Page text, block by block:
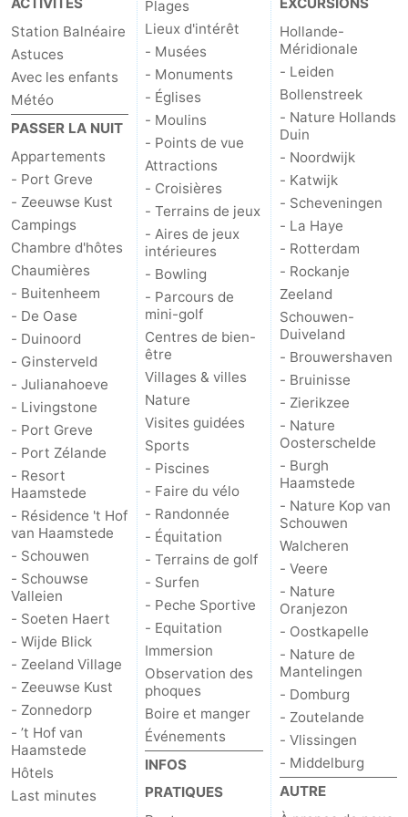
Schouwen-
Duiveland
-
Brouwershaven
-
Bruinisse
-
Zierikzee
-
Nature
Oosterschelde
-
Burgh
Haamstede
-
Nature
Kop
van
Schouwen
Walcheren
-
Veere
-
Nature
Oranjezon
Oostkapelle
-
Nature
Mantelingen
-
Zoutelande
Vlissingen
Middelburg
Météo
Contact
Station Balnéaire
Astuces
Avec les enfants
Météo
PASSER LA NUIT
Appartements
- Port Greve
- Zeeuwse Kust
Campings
Chambre d'hôtes
Chaumières
- Buitenheem
- De Oase
- Duinoord
- Ginsterveld
- Julianahoeve
- Livingstone
- Port Greve
- Port Zélande
- Resort
Haamstede
- Résidence 't Hof
van Haamstede
- Schouwen
- Schouwse
Valleien
- Soeten Haert
- Wijde Blick
- Zeeland Village
- Zeeuwse Kust
- Zonnedorp
- ’t Hof van
Haamstede
Hôtels
Last minutes
Plages
Lieux d'intérêt
- Musées
- Monuments
- Églises
- Moulins
- Points de vue
Attractions
- Croisières
- Terrains de jeux
- Aires de jeux
intérieures
- Bowling
- Parcours de
mini-golf
Centres de bien-
être
Villages & villes
Nature
Visites guidées
Sports
- Piscines
- Faire du vélo
- Randonnée
- Équitation
- Terrains de golf
- Surfen
- Peche Sportive
- Equitation
Immersion
Observation des
phoques
Boire et manger
Événements
INFOS
PRATIQUES
Hollande-
Méridionale
- Leiden
Bollenstreek
- Nature Hollands
Duin
- Noordwijk
- Katwijk
- Scheveningen
- La Haye
- Rotterdam
- Rockanje
Zeeland
Schouwen-
Duiveland
- Brouwershaven
- Bruinisse
- Zierikzee
- Nature
Oosterschelde
- Burgh
Haamstede
- Nature Kop van
Schouwen
Walcheren
- Veere
- Nature
Oranjezon
- Oostkapelle
- Nature de
Mantelingen
- Domburg
- Zoutelande
- Vlissingen
- Middelburg
AUTRE